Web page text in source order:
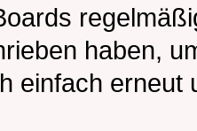
haben,
einfach